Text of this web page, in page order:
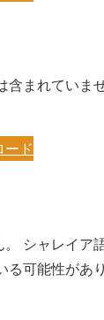
含まれていま
ード
シャレイア
る可能性があ